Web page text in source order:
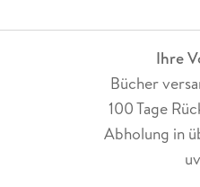
Ihre
Bücher
100 Tage
Abholung in